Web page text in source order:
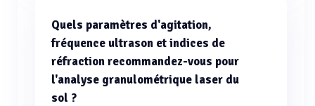
Quels paramètres d'agitation,
fréquence ultrason et indices de
réfraction recommandez-vous pour
l'analyse granulométrique laser du
sol ?